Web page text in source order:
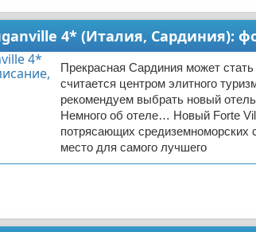
4* (Италия, Сардиния):
Прекрасная Сардиния может
считается центром элитного
рекомендуем выбрать новый
Немного об отеле… Новый Forte
потрясающих средиземноморских
место для самого лучшего